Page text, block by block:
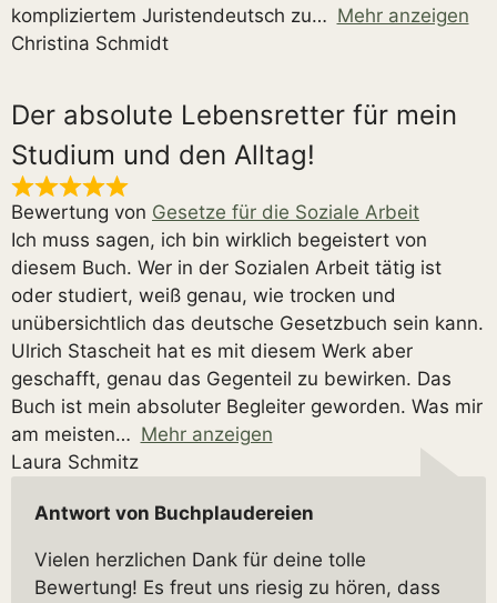
kompliziertem Juristendeutsch zu
Mehr anzeigen
Christina Schmidt
Der absolute Lebensretter für mein
Studium und den Alltag!
Bewertung von Gesetze für die Soziale Arbeit
Ich muss sagen, ich bin wirklich begeistert von
diesem Buch. Wer in der Sozialen Arbeit tätig ist
oder studiert, weiß genau, wie trocken und
unübersichtlich das deutsche Gesetzbuch sein kann.
Ulrich Stascheit hat es mit diesem Werk aber
geschafft, genau das Gegenteil zu bewirken. Das
Buch ist mein absoluter Begleiter geworden. Was mir
am meisten
Mehr anzeigen
Laura Schmitz
Antwort von Buchplaudereien
Vielen herzlichen Dank für deine tolle
Bewertung! Es freut uns riesig zu hören, dass